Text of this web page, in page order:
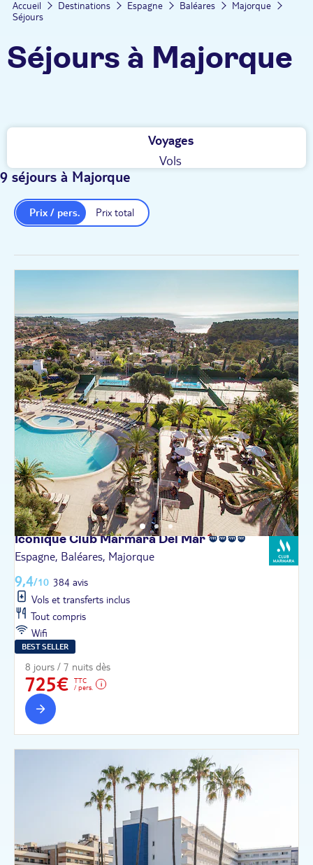
Accueil Destinations Espagne Baléares
Majorque
Séjours
Séjours à Majorque
Voyages
Vols
9 séjours à Majorque
Prix total
Prix / pers.
Iconique Club Marmara DelMar
Espagne, Baléares, Majorque
9,4/10 384 avis
Vols et transferts inclus
Tout compris
Wifi
BEST SELLER
8 jours / 7 nuits dès
725€
TTC
/ pers.